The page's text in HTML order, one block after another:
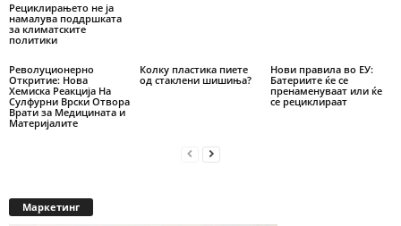
Рециклирањето не ја
намалува поддршката
за климатските
политики
Револуционерно
Откритие: Нова
Хемиска Реакција На
Сулфурни Врски Отвора
Врати за Медицината и
Материјалите
Колку пластика пиете
од стаклени шишиња?
Нови правила во ЕУ:
Батериите ќе се
пренаменуваат или ќе
се рециклираат
Маркетинг